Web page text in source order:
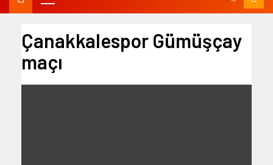
Çanakkalespor Gümüşçay
maçı